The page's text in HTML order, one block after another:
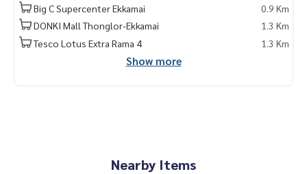
Big C Supercenter Ekkamai
0.9 Km
DONKI Mall Thonglor-Ekkamai
1.3 Km
Tesco Lotus Extra Rama 4
1.3 Km
Show more
Nearby Items